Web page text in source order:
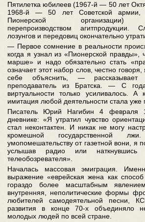
Пятилетка юбилеев (1967-й — 50 лет
1968-й — 50 лет Советской
Пионерской организации)
перепроизводством агитпродукции.
лозунгов и передовиц окончательно
— Первое сомнение в реальности
когда я узнал из «Пионерской правды»,
марше» и надо обязательно стать
означает этот набор слов, честно
себе объяснить, — рассказывает
преподаватель из Братска. — С
виртуальности только усиливалось.
имитация любой деятельности стала уже
Писатель Юрий Нагибин 4 февраля
дневнике: «Я утратил чувство
стал неконтактен. И никак не могу
кромешной государственной
умопомешательству от газетной вони, я
услышав радио или
телеобозревателя».
Началась массовая эмиграция.
выражение «еврейская жена как
гораздо более масштабным
внутренняя, неполитические формы
любителей самодеятельной песни,
развития в конце 70-х объединяло
молодых людей по всей стране.